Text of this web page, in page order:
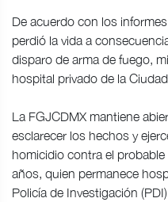
De acuerdo con los
perdió la vida a
disparo de arma de fuego,
hospital privado de la
La FGJCDMX mantiene
esclarecer los hechos y
homicidio contra el
años, quien permanece
Policía de Investigación